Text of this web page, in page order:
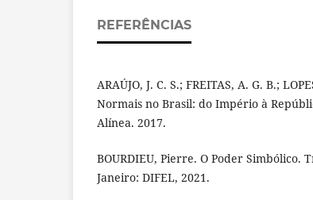
REFERÊNCIAS
ARAÚJO, J. C. S.; FREITAS, A. G. B.;
Normais no Brasil: do Império à
Alínea. 2017.
BOURDIEU, Pierre. O Poder Simbólico.
Janeiro: DIFEL, 2021.